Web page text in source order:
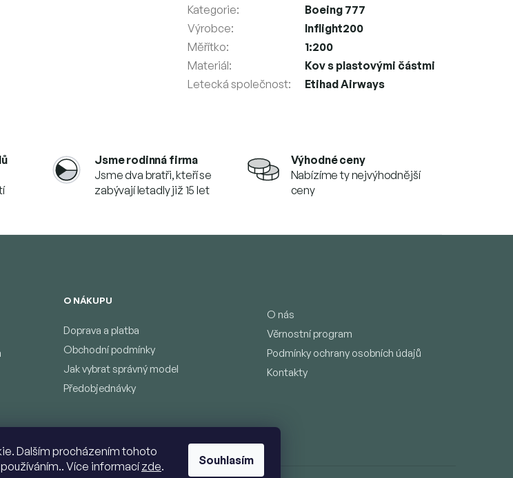
Dalším procházením tohoto
Více informacízde. Souhlasím
Jsme rodinná firma
Jsme dva bratři, kteří se
zabývají letadly již 15 let
Výhodné ceny
Nabízíme ty nejvýhodnější
ceny
Kategorie:
Boeing 777
Výrobce:
Inflight200
Měřítko:
1:200
Materiál:
Kov s plastovými částmi
Letecká společnost: Etihad Airways
O NÁKUPU
Doprava a platba
Obchodní podmínky
Jak vybrat správný model
Předobjednávky
O nás
Věrnostní program
Podmínky ochrany osobních údajů
Kontakty